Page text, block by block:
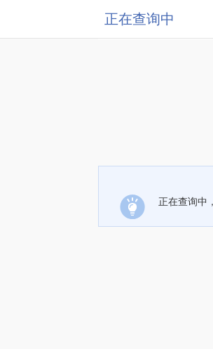
正在查询中
正在查询中